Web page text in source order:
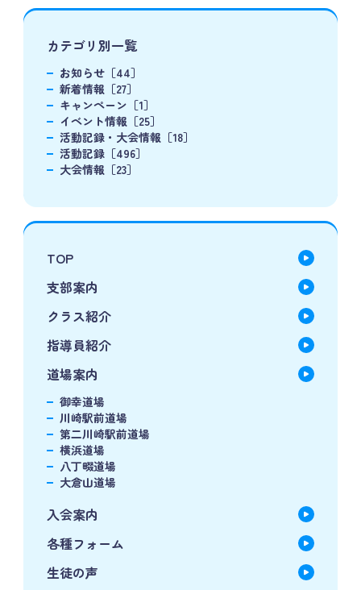
カテゴリ別一覧
お知らせ［44］
新着情報［27］
キャンペーン［1］
イベント情報［25］
活動記録・大会情報［18］
活動記録［496］
大会情報［23］
TOP
支部案内
クラス紹介
指導員紹介
道場案内
御幸道場
川崎駅前道場
第二川崎駅前道場
横浜道場
八丁畷道場
大倉山道場
入会案内
各種フォーム
生徒の声